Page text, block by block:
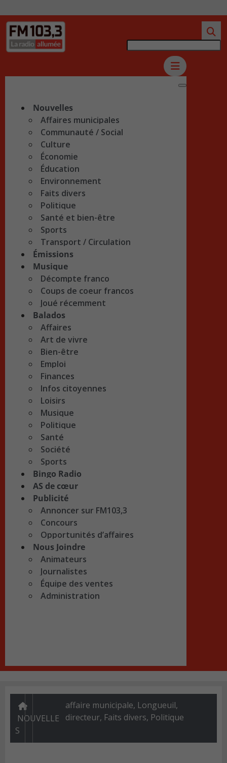
Nouvelles
Affaires municipales
Communauté / Social
Culture
Économie
Éducation
Environnement
Faits divers
Politique
Santé et bien-être
Sports
Transport / Circulation
Émissions
Musique
Décompte franco
Coups de coeur francos
Joué récemment
Balados
Affaires
Art de vivre
Bien-être
Emploi
Finances
Infos citoyennes
Loisirs
Musique
Politique
Santé
Société
Sports
Bingo Radio
AS de cœur
Publicité
Annoncer sur FM103,3
Concours
Opportunités d’affaires
Nous Joindre
Animateurs
Journalistes
Équipe des ventes
Administration
NOUVELLE
S
affaire municipale, Longueuil,
directeur, Faits divers, Politique